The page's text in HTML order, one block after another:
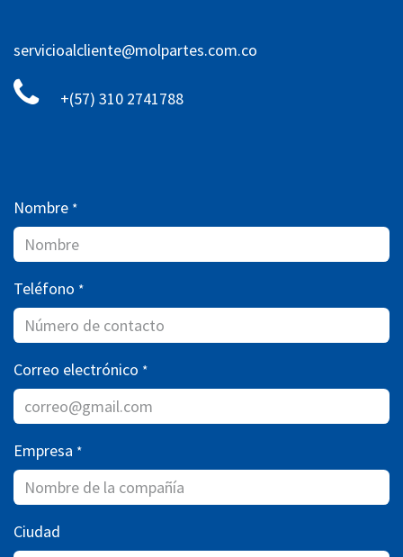
servicioalcliente@molpartes.com.co
+(57) 310 2741788
Nombre *
Teléfono *
Correo electrónico *
Empresa *
Ciudad